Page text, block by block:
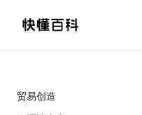
贸易创造